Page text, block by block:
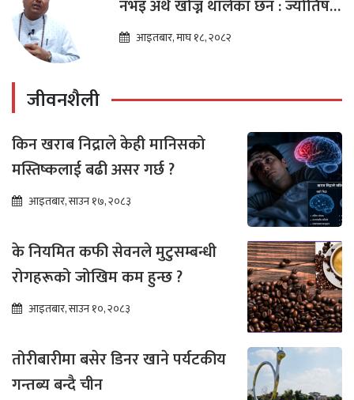
नभइ अर्थ खोज्न थालेका छन : ज्योतिष
तारा लोचन न्यौपाने
आइतबार, माघ १८, २०८२
जीवनशैली
किन खराब निद्राले केही मानिसको
मस्तिष्कलाई बढी असर गर्छ ?
आइतबार, साउन १७, २०८३
के नियमित कफी सेवनले मुटुसम्बन्धी
रोगहरूको जोखिम कम हुन्छ ?
आइतबार, साउन १०, २०८३
तोरीबारीमा बसेर डिनर खाने पर्यटकीय
गन्तब्य बन्दै चीन